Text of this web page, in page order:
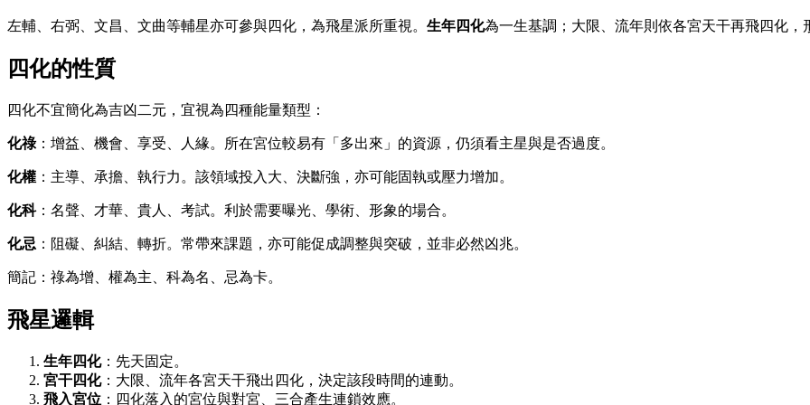
左輔、右弼、文昌、文曲等輔星亦可參與四化，為飛星派所重視。 生年四化為一生基調；大限、流年則依各宮天干再飛四化，
四化的性質
四化不宜簡化為吉凶二元，宜視為四種能量類型：
化祿：增益、機會、享受、人緣。所在宮位較易有「多出來」的資源，仍須看主星與是否過度。
化權 ：主導、承擔、執行力。該領域投入大、決斷強，亦可能固執或壓力增加。
化科：名聲、才華、貴人、考試。利於需要曝光、學術、形象的場合。
化忌 ：阻礙、糾結、轉折。常帶來課題，亦可能促成調整與突破，並非必然凶兆。
簡記：祿為增、權為主、科為名、忌為卡。
飛星邏輯
生年四化：先天固定。
宮干四化：大限、流年各宮天干飛出四化，決定該段時間的連動。
飛入宮位 ：四化落入的宮位與對宮、三合產生連鎖效應。